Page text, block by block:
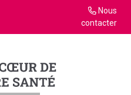
Nous
contacter